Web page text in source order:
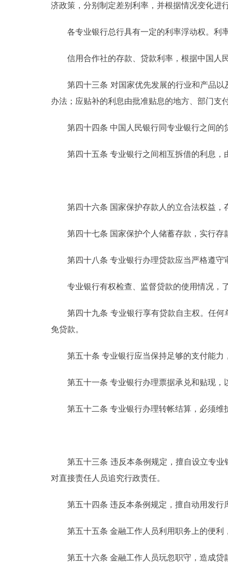
济政策，分别制定差别利率，并根据情况变化进
各专业银行总行具有一定的利率浮动权。利
信用合作社的存款、贷款利率，根据中国人
第四十三条 对国家优先发展的行业和产品以
办法；应贴补的利息由批准贴息的地方、部门支
第四十四条 中国人民银行同专业银行之间的
第四十五条 专业银行之间相互拆借的利息，
第四十六条 国家保护存款人的立合法权益，
第四十七条 国家保护个人储蓄存款，实行存
第四十八条 专业银行办理贷款应当严格遵守
专业银行有权检查、监督贷款的使用情况，
第四十九条 专业银行享有贷款自主权。任何
免贷款。
第五十条 专业银行应当保持足够的支付能力
第五十一条 专业银行办理票据承兑和贴现，
第五十二条 专业银行办理转帐结算，必须维
第五十三条 违反本条例规定，擅自设立专业
对直接责任人员追究行政责任。
第五十四条 违反本条例规定，擅自动用发行
第五十五条 金融工作人员利用职务上的便利
第五十六条 金融工作人员玩忽职守，造成贷